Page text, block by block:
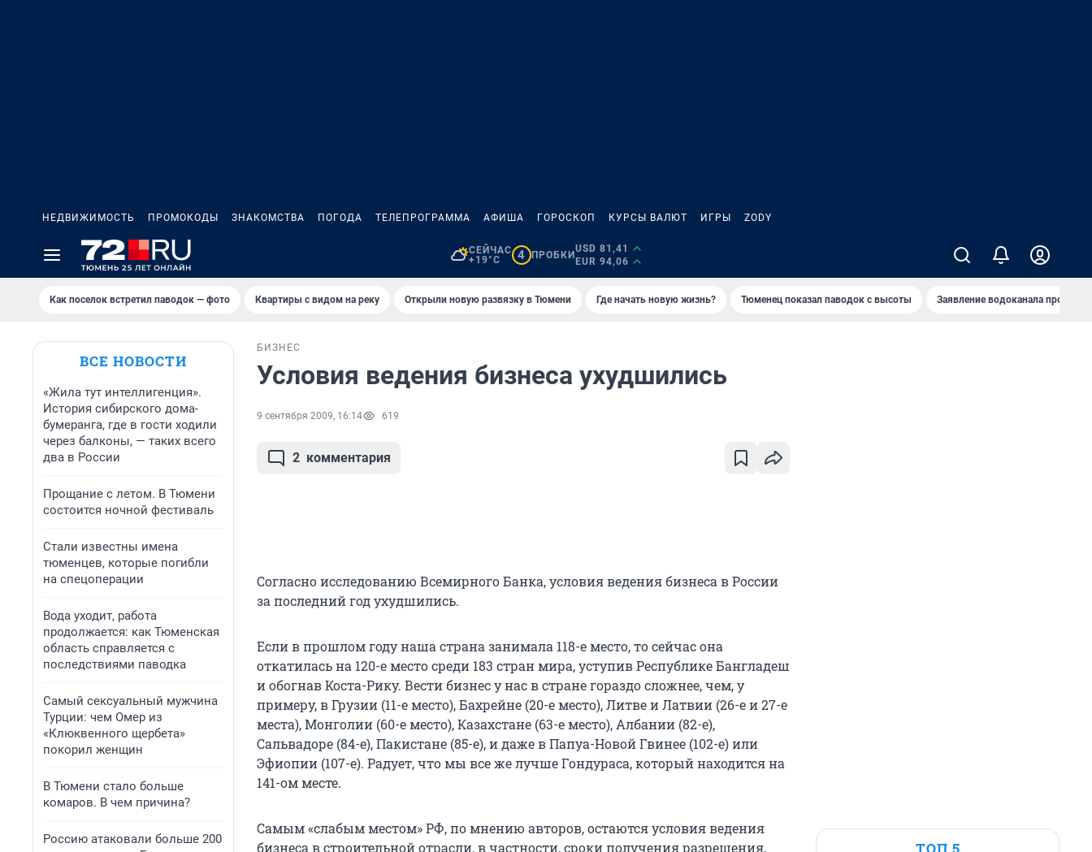
НЕДВИЖИМОСТЬ ПРОМОКОДЫ ЗНАКОМСТВА ПОГОДА ТЕЛЕПРОГРАММА АФИША ГОРОСКОП КУРСЫ ВАЛЮТ ИГРЫ ZODY
СЕЙЧАС
+19°C
4 ПРОБКИ
USD 81,41
EUR 94,06
Как поселок встретил паводок — фото Квартиры с видом на реку Открыли новую развязку в Тюмени Где начать новую жизнь? Тюменец показал паводок с высоты Заявление водоканала про
ВСЕ НОВОСТИ
«Жила тут интеллигенция».
История сибирского дома-
бумеранга, где в гости ходили
через балконы, — таких всего
два в России
Прощание с летом. В Тюмени
состоится ночной фестиваль
Стали известны имена
тюменцев, которые погибли
на спецоперации
Вода уходит, работа
продолжается: как Тюменская
область справляется с
последствиями паводка
Самый сексуальный мужчина
Турции: чем Омер из
«Клюквенного щербета»
покорил женщин
В Тюмени стало больше
комаров. В чем причина?
Россию атаковали больше 200
БИЗНЕС
Условия ведения бизнеса ухудшились
9 сентября 2009, 16:14 619
2 комментария
Согласно исследованию Всемирного Банка, условия ведения бизнеса в России
за последний год ухудшились.
Если в прошлом году наша страна занимала 118-е место, то сейчас она
откатилась на 120-е место среди 183 стран мира, уступив Республике Бангладеш
и обогнав Коста-Рику. Вести бизнес у нас в стране гораздо сложнее, чем, у
примеру, в Грузии (11-е место), Бахрейне (20-е место), Литве и Латвии (26-е и 27-е
места), Монголии (60-е место), Казахстане (63-е место), Албании (82-е),
Сальвадоре (84-е), Пакистане (85-е), и даже в Папуа-Новой Гвинее (102-е) или
Эфиопии (107-е). Радует, что мы все же лучше Гондураса, который находится на
141-ом месте.
Самым «слабым местом» РФ, по мнению авторов, остаются условия ведения
бизнеса в строительной отрасли, в частности, сроки получения разрешения,